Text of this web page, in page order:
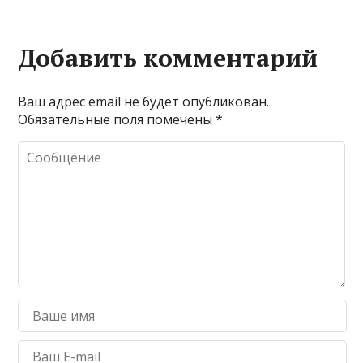
Добавить комментарий
Ваш адрес email не будет опубликован.
Обязательные поля помечены*